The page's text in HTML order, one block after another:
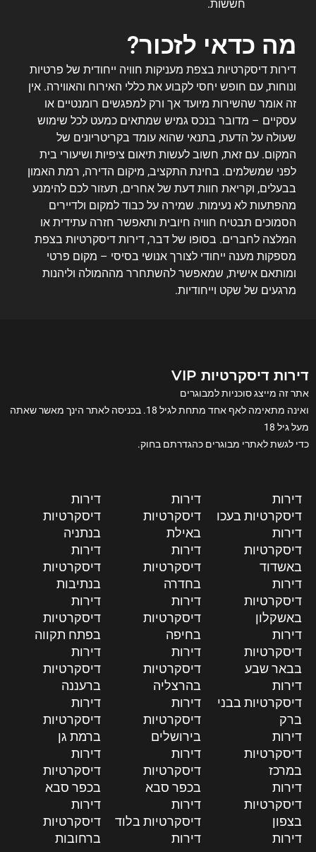
חששות.
מה כדאי לזכור?
דירות דיסקרטיות בצפת מעניקות חוויה ייחודית של פרטיות
ונוחות, עם חופש יחסי לקבוע את כללי האירוח והאווירה. אין
זה אומר שהשירות מיועד אך ורק למפגשים רומנטיים או
עסקיים – מדובר בנכס גמיש שמתאים כמעט לכל שימוש
שעולה על הדעת, בתנאי שהוא עומד בקריטריונים של
המקום. עם זאת, חשוב לעשות תיאום ציפיות ושיעורי בית
לפני שמשלמים. בחינת התקציב, מיקום הדירה, רמת האמון
בבעלים, וקריאת חוות דעת של אחרים, תעזור לכם להימנע
מהפתעות לא נעימות. שמירה על כבוד למקום ולדיירים
הסמוכים תבטיח חוויה חיובית ותאפשר חזרה עתידית או
המלצה לחברים. בסופו של דבר, דירות דיסקרטיות בצפת
מספקות מענה ייחודי לצורך אנושי בסיסי – מקום פרטי
ומותאם אישית, שמאפשר להשתחרר מההמולה וליהנות
מרגעים של שקט וייחודיות.
דירות דיסקרטיות VIP
אתר זה מייצג סוכניות למבוגרים
ואינה מתאימה לאף אחד מתחת לגיל 18. בכניסה לאתר הינך מאשר שאתה
מעל גיל 18
כדי לגשת לאתרי מבוגרים כהגדרתם בחוק.
דירות
דיסקרטיות בעכו
דירות
דיסקרטיות
באשדוד
דירות
דיסקרטיות
באשקלון
דירות
דיסקרטיות
בבאר שבע
דירות
דיסקרטיות בבני
ברק
דירות
דיסקרטיות
במרכז
דירות
דיסקרטיות
בצפון
דירות
דירות
דיסקרטיות
באילת
דירות
דיסקרטיות
בחדרה
דירות
דיסקרטיות
בחיפה
דירות
דיסקרטיות
בהרצליה
דירות
דיסקרטיות
בירושלים
דירות
דיסקרטיות
בכפר סבא
דירות
דיסקרטיות בלוד
דירות
דירות
דיסקרטיות
בנתניה
דירות
דיסקרטיות
בנתיבות
דירות
דיסקרטיות
בפתח תקווה
דירות
דיסקרטיות
ברעננה
דירות
דיסקרטיות
ברמת גן
דירות
דיסקרטיות
בכפר סבא
דירות
דיסקרטיות
ברחובות